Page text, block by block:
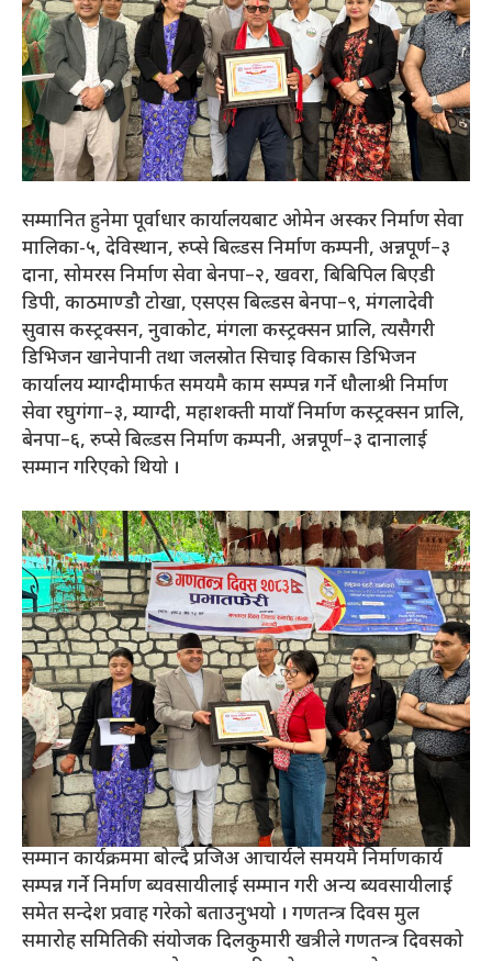
सम्मानित हुनेमा पूर्वाधार कार्यालयबाट ओमेन अस्कर निर्माण सेवा
मालिका-५, देविस्थान, रुप्से बिल्र्डस निर्माण कम्पनी, अन्नपूर्ण–३
दाना, सोमरस निर्माण सेवा बेनपा–२, खवरा, बिबिपिल बिएडी
डिपी, काठमाण्डौ टोखा, एसएस बिल्र्डस बेनपा–९, मंगलादेवी
सुवास कस्ट्रक्सन, नुवाकोट, मंगला कस्ट्रक्सन प्रालि, त्यसैगरी
डिभिजन खानेपानी तथा जलस्रोत सिचाइ विकास डिभिजन
कार्यालय म्याग्दीमार्फत समयमै काम सम्पन्न गर्ने धौलाश्री निर्माण
सेवा रघुगंगा–३, म्याग्दी, महाशक्ती मायाँ निर्माण कस्ट्रक्सन प्रालि,
बेनपा–६, रुप्से बिल्र्डस निर्माण कम्पनी, अन्नपूर्ण–३ दानालाई
सम्मान गरिएको थियो ।
सम्मान कार्यक्रममा बोल्दै प्रजिअ आचार्यले समयमै निर्माणकार्य
सम्पन्न गर्ने निर्माण ब्यवसायीलाई सम्मान गरी अन्य ब्यवसायीलाई
समेत सन्देश प्रवाह गरेको बताउनुभयो । गणतन्त्र दिवस मुल
समारोह समितिकी संयोजक दिलकुमारी खत्रीले गणतन्त्र दिवसको